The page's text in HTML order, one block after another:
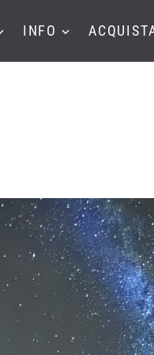
INFO